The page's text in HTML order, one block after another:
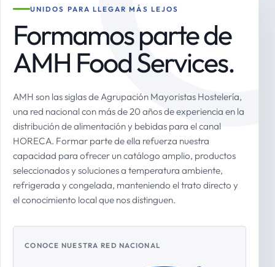
UNIDOS PARA LLEGAR MÁS LEJOS
Formamos parte de
AMH Food Services.
AMH son las siglas de Agrupación Mayoristas Hostelería,
una red nacional con más de 20 años de experiencia en la
distribución de alimentación y bebidas para el canal
HORECA. Formar parte de ella refuerza nuestra
capacidad para ofrecer un catálogo amplio, productos
seleccionados y soluciones a temperatura ambiente,
refrigerada y congelada, manteniendo el trato directo y
el conocimiento local que nos distinguen.
CONOCE NUESTRA RED NACIONAL